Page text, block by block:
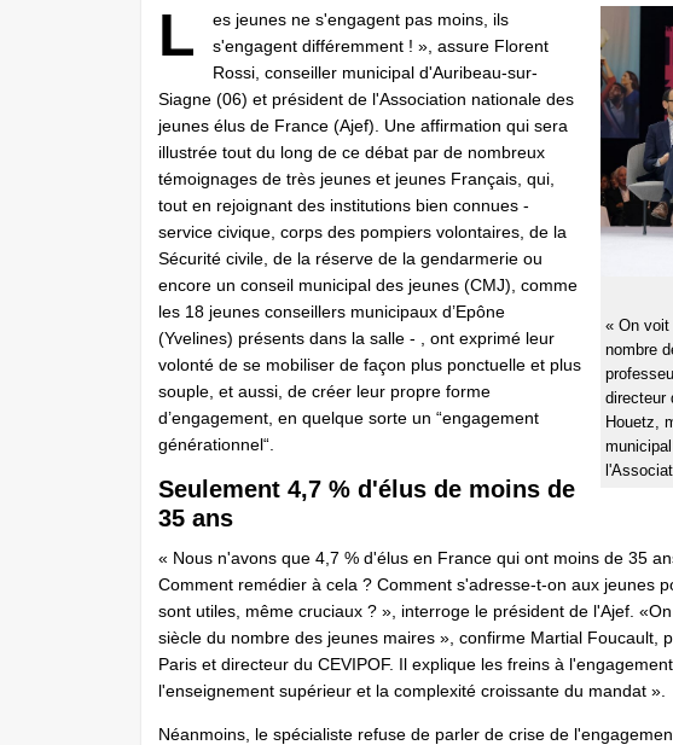
« On voit
nombre
directeur
Houetz,
L
es jeunes ne s'engagent pas moins, ils
s'engagent différemment ! », assure Florent
Rossi, conseiller municipal d'Auribeau-sur-
Siagne (06) et président de l'Association nationale des
jeunes élus de France (Ajef). Une affirmation qui sera
illustrée tout du long de ce débat par de nombreux
témoignages de très jeunes et jeunes Français, qui,
tout en rejoignant des institutions bien connues -
service civique, corps des pompiers volontaires, de la
Sécurité civile, de la réserve de la gendarmerie ou
encore un conseil municipal des jeunes (CMJ), comme
les 18 jeunes conseillers municipaux d’Epône
(Yvelines) présents dans la salle - , ont exprimé leur
volonté de se mobiliser de façon plus ponctuelle et plus
souple, et aussi, de créer leur propre forme
d’engagement, en quelque sorte un “engagement
générationnel“.
Seulement 4,7 % d'élus de moins de
35 ans
« Nous n'avons que 4,7 % d'élus en France qui ont moins de 35
Comment remédier à cela ? Comment s'adresse-t-on aux jeunes
sont utiles, même cruciaux ? », interroge le président de l'Ajef.
siècle du nombre des jeunes maires », confirme Martial Foucault,
Paris et directeur du CEVIPOF. Il explique les freins à
l'enseignement supérieur et la complexité croissante du mandat ».
Néanmoins, le spécialiste refuse de parler de crise de